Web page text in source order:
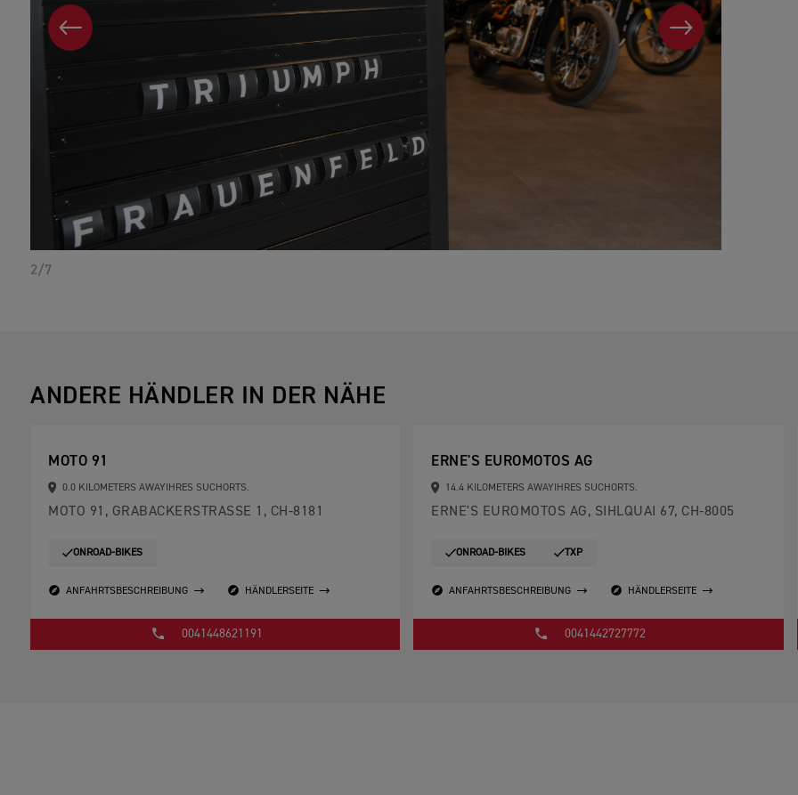
VORHERIGES WEITER
2/7
ANDERE HÄNDLER IN DER NÄHE
MOTO 91
0.0 KILOMETERS AWAYIHRES SUCHORTS.
MOTO 91, GRABACKERSTRASSE 1, CH-8181
ONROAD-BIKES
ANFAHRTSBESCHREIBUNG HÄNDLERSEITE
0041448621191
ERNE'S EUROMOTOS AG
14.4 KILOMETERS AWAYIHRES SUCHORTS.
ERNE'S EUROMOTOS AG, SIHLQUAI 67, CH-8005
ONROAD-BIKES TXP
ANFAHRTSBESCHREIBUNG HÄNDLERSEITE
0041442727772